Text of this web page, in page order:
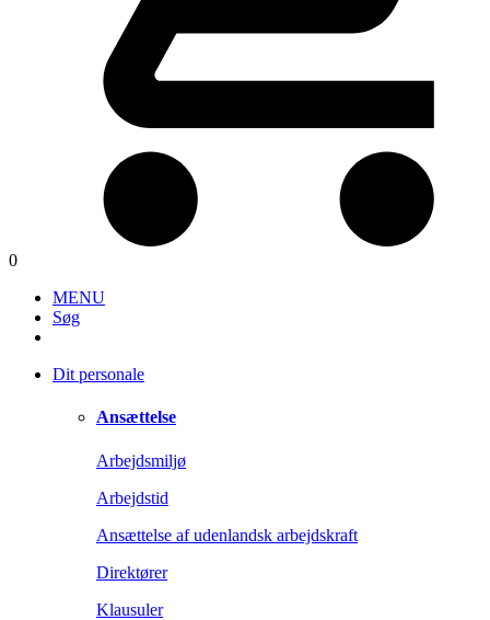
0
MENU
Søg
Dit personale
Ansættelse
Arbejdsmiljø
Arbejdstid
Ansættelse af udenlandsk arbejdskraft
Direktører
Klausuler